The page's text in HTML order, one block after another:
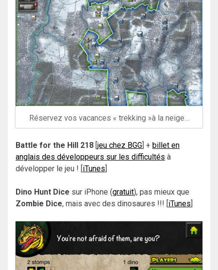
Réservez vos vacances « trekking »à la neige…
Battle for the Hill 218 [jeu chez BGG] + billet en
anglais des développeurs sur les difficultés à
développer le jeu ! [iTunes]
Dino Hunt Dice sur iPhone (gratuit), pas mieux que
Zombie Dice, mais avec des dinosaures !!! [iTunes]